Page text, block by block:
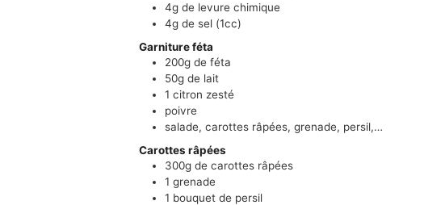
4g de levure chimique
4g de sel (1cc)
Garniture féta
200g de féta
50g de lait
1 citron zesté
poivre
salade, carottes râpées, grenade, persil,…
Carottes râpées
300g de carottes râpées
1 grenade
1 bouquet de persil